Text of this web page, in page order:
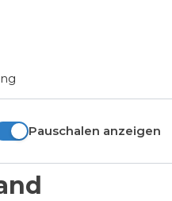
Pauschalen anzeigen